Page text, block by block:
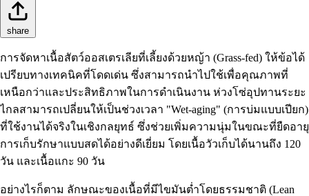
share
การจัดหาเนื้อสัตว์ออสเตรเลียที่เลี้ยงด้วยหญ้า (Grass-fed) ให้ข้อได้
เปรียบทางเทคนิคที่โดดเด่น ซึ่งสามารถนำไปใช้เพื่อคุณภาพที่
เหนือกว่าและประสิทธิภาพในการดำเนินงาน ห่วงโซ่อุปทานระยะ
ไกลสามารถเปลี่ยนให้เป็นช่วงเวลา "Wet-aging" (การบ่มแบบเปียก)
ที่ใช้งานได้จริงในเชิงกลยุทธ์ ซึ่งช่วยเพิ่มความนุ่มในขณะที่ยืดอายุ
การเก็บรักษาแบบสดได้อย่างดีเยี่ยม โดยเนื้อวัวเก็บได้นานถึง 120
วัน และเนื้อแกะ 90 วัน
อย่างไรก็ตาม ลักษณะของเนื้อที่มีไขมันต่ำโดยธรรมชาติ (Lean